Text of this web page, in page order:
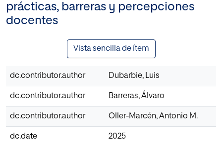
prácticas, barreras y percepciones
docentes
Vista sencilla de ítem
dc.contributor.author Dubarbie, Luis
dc.contributor.author Barreras, Álvaro
dc.contributor.author Oller-Marcén, Antonio M.
dc.date 2025